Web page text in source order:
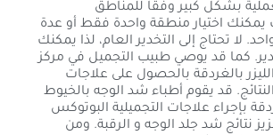
بشكل كبير وفقًا للمناطق
اختيار منطقة واحدة فقط أو عدة
لا تحتاج إلى التخدير العام، لذا يمكنك
كما قد يوصي طبيب التجميل في مركز
بالغردقة بالحصول على علاجات
قد يقوم أطباء شد الوجه بالخيوط
بإجراء علاجات التجميلية البوتوكس
نتائج شد جلد الوجه و الرقبة. ومن